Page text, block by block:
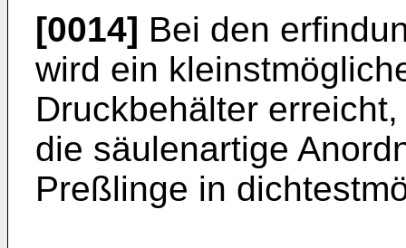
[0014] Bei den
wird ein
Druckbehälter
die säulenartige
Preßlinge in